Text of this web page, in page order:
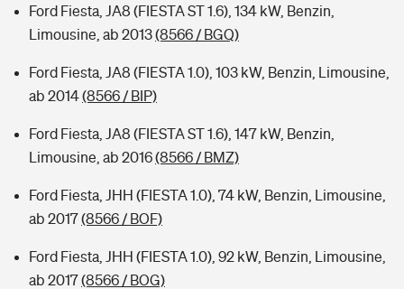
Ford Fiesta, JA8 (FIESTA ST 1.6), 134 kW, Benzin,
Limousine, ab 2013(8566 / BGQ)
Ford Fiesta, JA8 (FIESTA 1.0), 103 kW, Benzin, Limousine,
ab 2014(8566 / BIP)
Ford Fiesta, JA8 (FIESTA ST 1.6), 147 kW, Benzin,
Limousine, ab 2016(8566 / BMZ)
Ford Fiesta, JHH (FIESTA 1.0), 74 kW, Benzin, Limousine,
ab 2017(8566 / BOF)
Ford Fiesta, JHH (FIESTA 1.0), 92 kW, Benzin, Limousine,
ab 2017(8566 / BOG)